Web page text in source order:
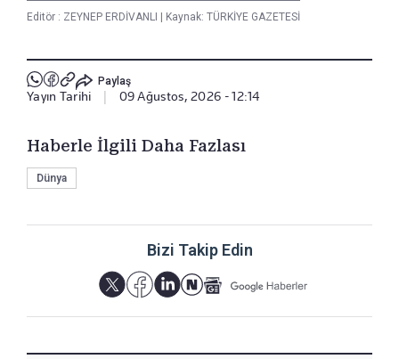
Editör : ZEYNEP ERDİVANLI Kaynak: TÜRKİYE GAZETESİ
Paylaş
Yayın Tarihi 09 Ağustos, 2026 - 12:14
Haberle İlgili Daha Fazlası
Dünya
Bizi Takip Edin